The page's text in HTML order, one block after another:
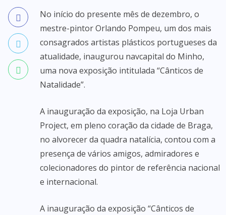
No início do presente mês de dezembro, o
mestre-pintor Orlando Pompeu, um dos mais
consagrados artistas plásticos portugueses da
atualidade, inaugurou navcapital do Minho,
uma nova exposição intitulada “Cânticos de
Natalidade”.
A inauguração da exposição, na Loja Urban
Project, em pleno coração da cidade de Braga,
no alvorecer da quadra natalícia, contou com a
presença de vários amigos, admiradores e
colecionadores do pintor de referência nacional
e internacional.
A inauguração da exposição “Cânticos de